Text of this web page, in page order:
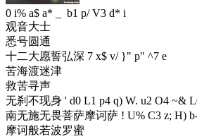
0 i% a$ a* _ b1 p/ V3 d* i
观音大士
悉号圆通
十二大愿誓弘深 7 x$ v/ }" p" ^7 e
苦海渡迷津
救苦寻声
无刹不现身 ' d0 L1 p4 q) W. u2 O4 ~&
南无施无畏菩萨摩诃萨 ! U% C3 z; H)
摩诃般若波罗蜜